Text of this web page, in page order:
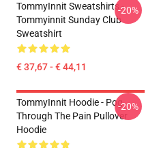
TommyInnit Sweatshirts -
Tommyinnit Sunday Club
Sweatshirt
€ 37,67 - € 44,11
-20%
TommyInnit Hoodie - Pog
Through The Pain Pullover
Hoodie
-20%